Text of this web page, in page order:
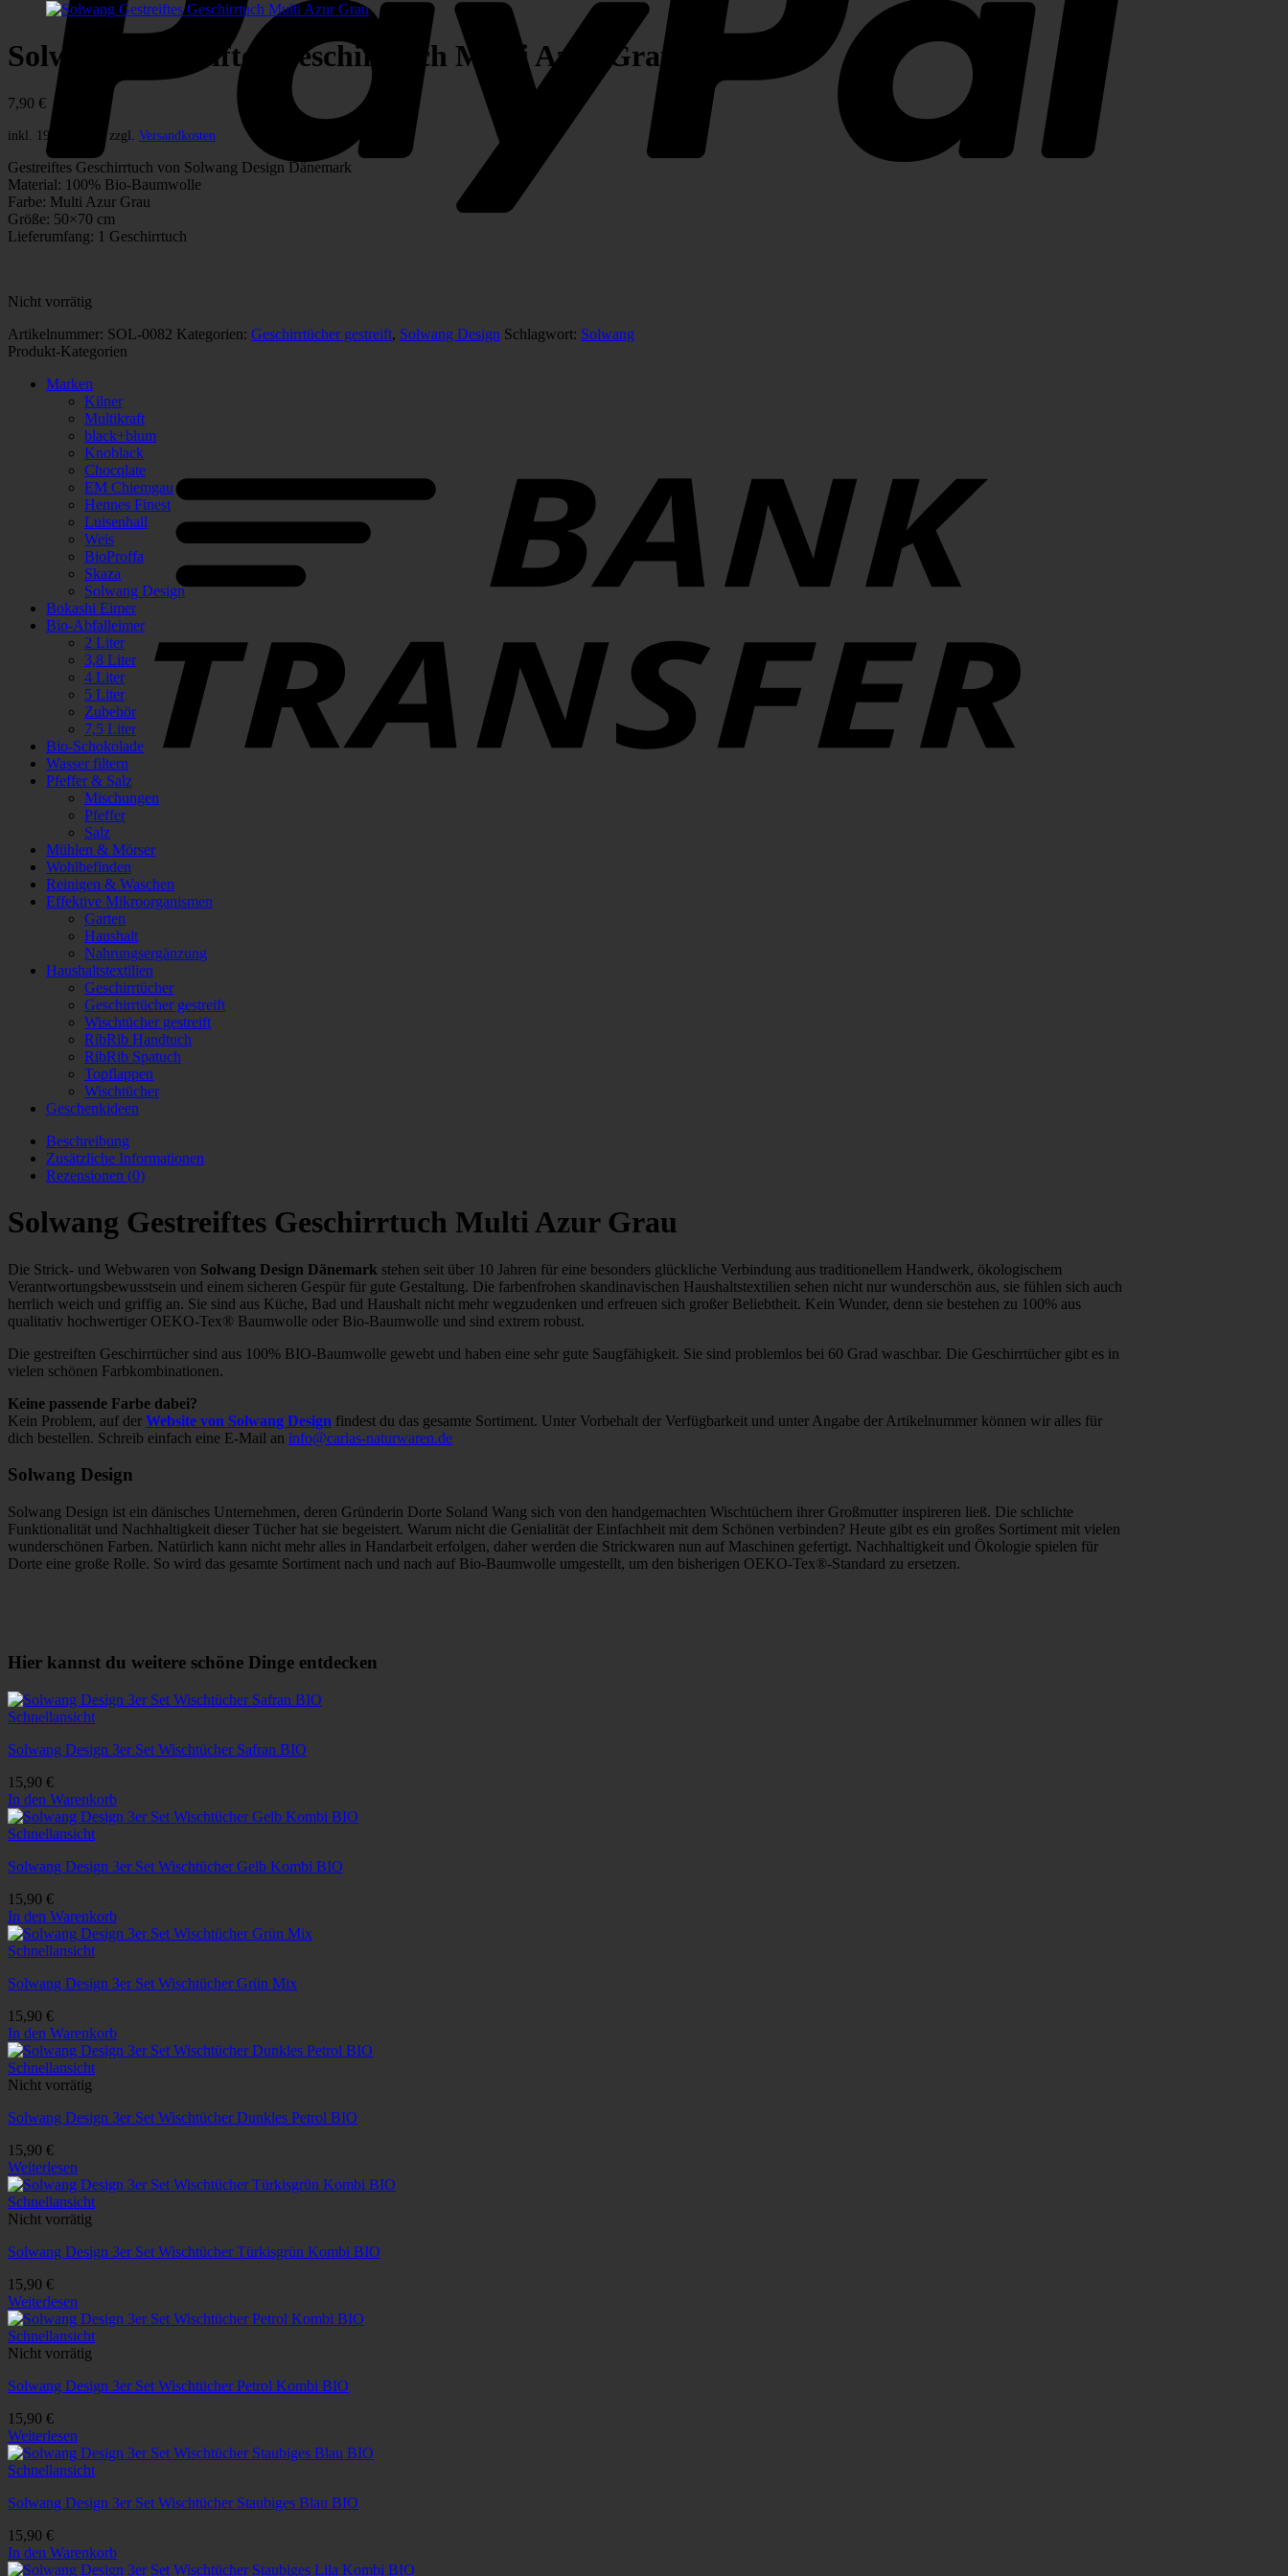
Solwang Gestreiftes Geschirrtuch Multi Azur Grau
7,90 €
inkl. 19 % MwSt. zzgl. Versandkosten
Gestreiftes Geschirrtuch von Solwang Design Dänemark
Material: 100% Bio-Baumwolle
Farbe: Multi Azur Grau
Größe: 50×70 cm
Lieferumfang: 1 Geschirrtuch
Nicht vorrätig
Artikelnummer: SOL-0082 Kategorien: Geschirrtücher gestreift, Solwang Design Schlagwort: Solwang
Produkt-Kategorien
Marken
Kilner
Multikraft
black+blum
Knoblack
Chocqlate
EM Chiemgau
Hennes Finest
Luisenhall
Weis
BioProffa
Skaza
Solwang Design
Bokashi Eimer
Bio-Abfalleimer
2 Liter
3,8 Liter
4 Liter
5 Liter
Zubehör
7,5 Liter
Bio-Schokolade
Wasser filtern
Pfeffer & Salz
Mischungen
Pfeffer
Salz
Mühlen & Mörser
Wohlbefinden
Reinigen & Waschen
Effektive Mikroorganismen
Garten
Haushalt
Nahrungsergänzung
Haushaltstextilien
Geschirrtücher
Geschirrtücher gestreift
Wischtücher gestreift
RibRib Handtuch
RibRib Spatuch
Topflappen
Wischtücher
Geschenkideen
Beschreibung
Zusätzliche Informationen
Rezensionen (0)
Solwang Gestreiftes Geschirrtuch Multi Azur Grau
Die Strick- und Webwaren von Solwang Design Dänemark stehen seit über 10 Jahren für eine besonders glückliche Verbindung aus traditionellem Handwerk, ökologischem
Verantwortungsbewusstsein und einem sicheren Gespür für gute Gestaltung. Die farbenfrohen skandinavischen Haushaltstextilien sehen nicht nur wunderschön aus, sie fühlen sich auch
herrlich weich und griffig an. Sie sind aus Küche, Bad und Haushalt nicht mehr wegzudenken und erfreuen sich großer Beliebtheit. Kein Wunder, denn sie bestehen zu 100% aus
qualitativ hochwertiger OEKO-Tex® Baumwolle oder Bio-Baumwolle und sind extrem robust.
Die gestreiften Geschirrtücher sind aus 100% BIO-Baumwolle gewebt und haben eine sehr gute Saugfähigkeit. Sie sind problemlos bei 60 Grad waschbar. Die Geschirrtücher gibt es in
vielen schönen Farbkombinationen.
Keine passende Farbe dabei?
Kein Problem, auf der Website von Solwang Design findest du das gesamte Sortiment. Unter Vorbehalt der Verfügbarkeit und unter Angabe der Artikelnummer können wir alles für
dich bestellen. Schreib einfach eine E-Mail an info@carlas-naturwaren.de
Solwang Design
Solwang Design ist ein dänisches Unternehmen, deren Gründerin Dorte Soland Wang sich von den handgemachten Wischtüchern ihrer Großmutter inspireren ließ. Die schlichte
Funktionalität und Nachhaltigkeit dieser Tücher hat sie begeistert. Warum nicht die Genialität der Einfachheit mit dem Schönen verbinden? Heute gibt es ein großes Sortiment mit vielen
wunderschönen Farben. Natürlich kann nicht mehr alles in Handarbeit erfolgen, daher werden die Strickwaren nun auf Maschinen gefertigt. Nachhaltigkeit und Ökologie spielen für
Dorte eine große Rolle. So wird das gesamte Sortiment nach und nach auf Bio-Baumwolle umgestellt, um den bisherigen OEKO-Tex®-Standard zu ersetzen.
Hier kannst du weitere schöne Dinge entdecken
Schnellansicht
Solwang Design 3er Set Wischtücher Safran BIO
15,90 €
In den Warenkorb
Schnellansicht
Solwang Design 3er Set Wischtücher Gelb Kombi BIO
15,90 €
In den Warenkorb
Schnellansicht
Solwang Design 3er Set Wischtücher Grün Mix
15,90 €
In den Warenkorb
Schnellansicht
Nicht vorrätig
Solwang Design 3er Set Wischtücher Dunkles Petrol BIO
15,90 €
Weiterlesen
Schnellansicht
Nicht vorrätig
Solwang Design 3er Set Wischtücher Türkisgrün Kombi BIO
15,90 €
Weiterlesen
Schnellansicht
Nicht vorrätig
Solwang Design 3er Set Wischtücher Petrol Kombi BIO
15,90 €
Weiterlesen
Schnellansicht
Solwang Design 3er Set Wischtücher Staubiges Blau BIO
15,90 €
In den Warenkorb